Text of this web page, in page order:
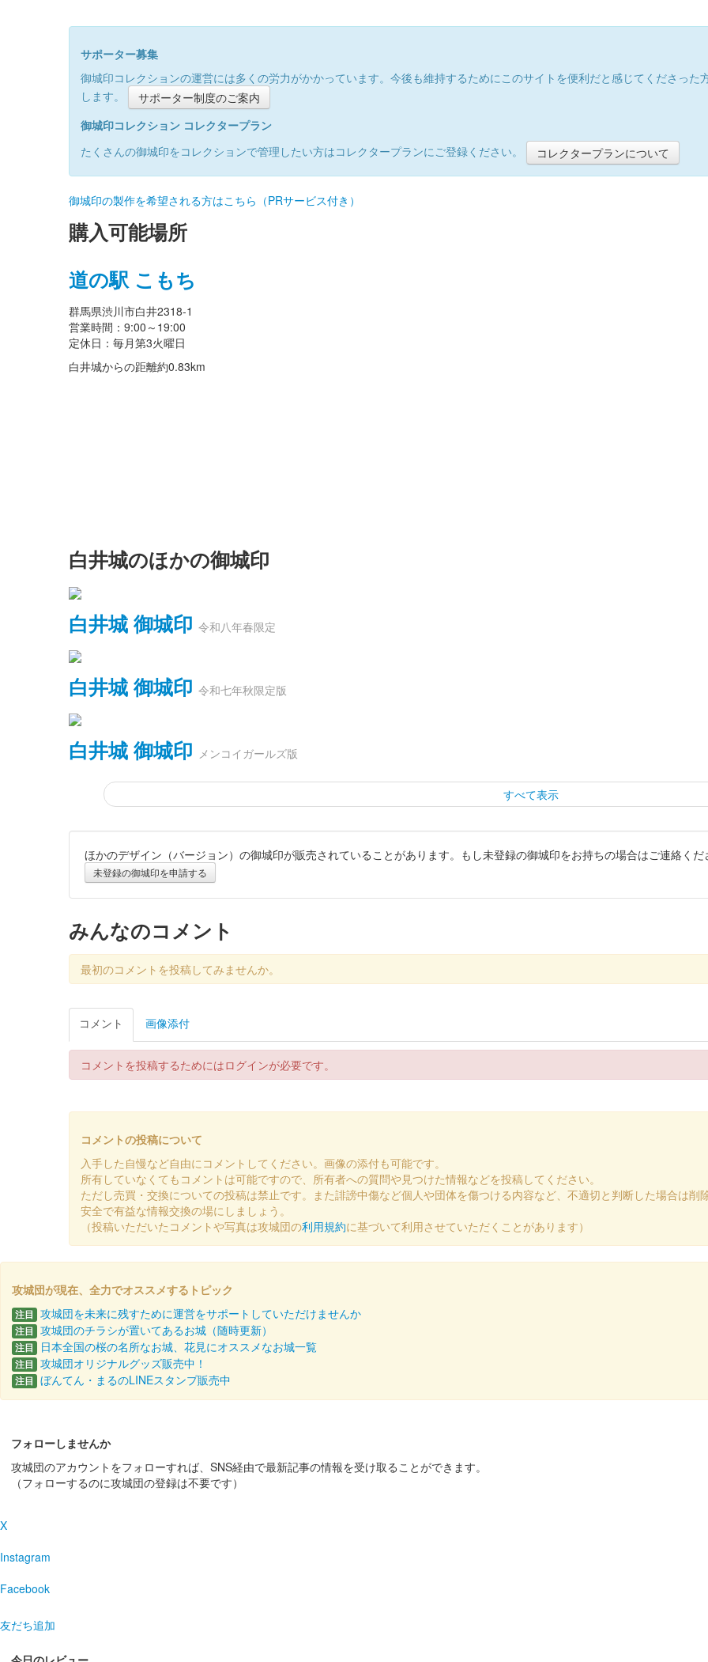
サポーター募集
御城印コレクションの運営には多くの労力がかかっています。今後も維持するためにこのサイトを便利だと感じてくださっ
します。
サポーター制度のご案内
御城印コレクション コレクタープラン
たくさんの御城印をコレクションで管理したい方はコレクタープランにご登録ください。
コレクタープランについて
御城印の製作を希望される方はこちら（PRサービス付き）
購入可能場所
道の駅 こもち
群馬県渋川市白井2318-1
営業時間：9:00～19:00
定休日：毎月第3火曜日
白井城からの距離約0.83km
白井城のほかの御城印
白井城 御城印 令和八年春限定
白井城 御城印 令和七年秋限定版
白井城 御城印 メンコイガールズ版
すべて表示
白井城 御城印 令和七年夏限定版
白井城 御城印 徳川譜代夏限定版
白井城 御城印
白井城 御城印
白井城 御城印
白井城 御城印 上杉謙信公八重桜版
白井城 御城印 八重桜春限定版
白井城 御城印 お城EXPO 2024限定版
販売終了
2024年12月21、22日に開催されたお城EXPO2024のいわつき武者の倉〜関東友城集結の陣〜のブースにて販売された御城印。
白井城 御城印 徳川譜代冬限定印
ほかのデザイン（バージョン）の御城印が販売されていることがあります。もし未登録の御城印をお持ちの場合はご連絡くだ
未登録の御城印を申請する
みんなのコメント
最初のコメントを投稿してみませんか。
コメント 画像添付
コメントを投稿するためにはログインが必要です。
コメントの投稿について
入手した自慢など自由にコメントしてください。画像の添付も可能です。
所有していなくてもコメントは可能ですので、所有者への質問や見つけた情報などを投稿してください。
ただし売買・交換についての投稿は禁止です。また誹謗中傷など個人や団体を傷つける内容など、不適切と判断した場合は削
安全で有益な情報交換の場にしましょう。
（投稿いただいたコメントや写真は攻城団の利用規約に基づいて利用させていただくことがあります）
攻城団が現在、全力でオススメするトピック
注目 攻城団を未来に残すために運営をサポートしていただけませんか
注目 攻城団のチラシが置いてあるお城（随時更新）
注目 日本全国の桜の名所なお城、花見にオススメなお城一覧
注目 攻城団オリジナルグッズ販売中！
注目 ぼんてん・まるのLINEスタンプ販売中
フォローしませんか
攻城団のアカウントをフォローすれば、SNS経由で最新記事の情報を受け取ることができます。
（フォローするのに攻城団の登録は不要です）
X
Instagram
Facebook
友だち追加